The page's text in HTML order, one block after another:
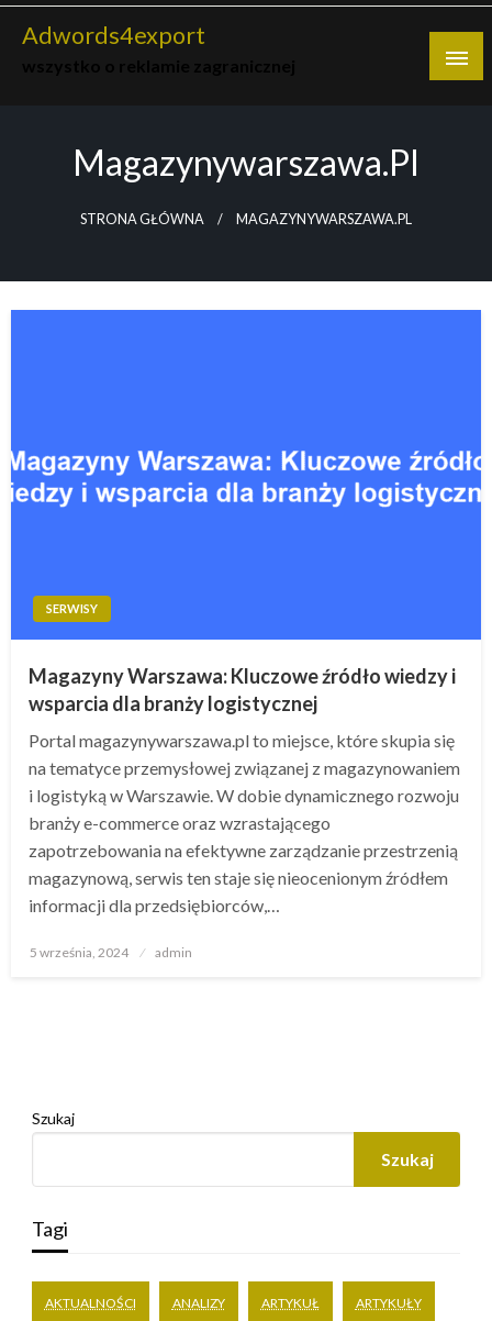
Skip
Adwords4export
Magazynywarszawa.pl
STRONA GŁÓWNA MAGAZYNYWARSZAWA.PL
SERWISY
Magazyny Warszawa: Kluczowe źródło wiedzy i
wsparcia dla branży logistycznej
Portal magazynywarszawa.pl to miejsce, które skupia się
na tematyce przemysłowej związanej z magazynowaniem
i logistyką w Warszawie. W dobie dynamicznego rozwoju
branży e-commerce oraz wzrastającego
zapotrzebowania na efektywne zarządzanie przestrzenią
magazynową, serwis ten staje się nieocenionym źródłem
informacji dla przedsiębiorców,…
Opublikowane
5 września, 2024 admin
Szukaj
Szukaj
Tagi
AKTUALNOŚCI ANALIZY ARTYKUŁ ARTYKUŁY